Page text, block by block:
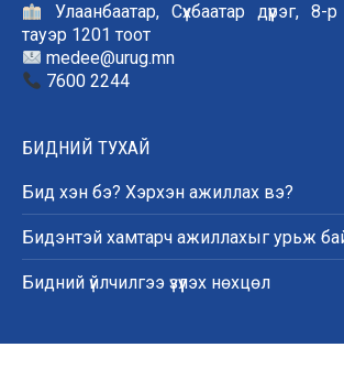
Улаанбаатар, Сүхбаатар дүүрэг,
тауэр 1201 тоот
medee@urug.mn
7600 2244
БИДНИЙ ТУХАЙ
Бид хэн бэ? Хэрхэн ажиллах вэ?
Бидэнтэй хамтарч ажиллахыг урьж
Бидний үйлчилгээ үзүүлэх нөхцөл